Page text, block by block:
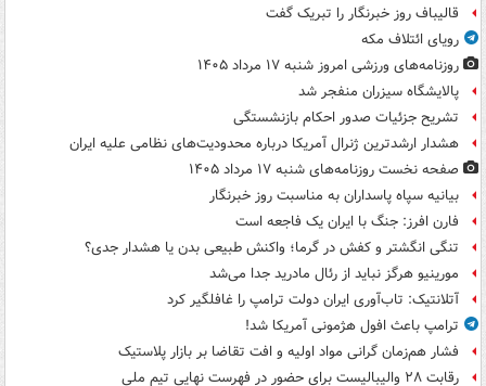
قالیباف روز خبرنگار را تبریک گفت
رویای ائتلاف مکه
روزنامه‌های ورزشی امروز ‌شنبه ۱۷ مرداد ۱۴۰۵
پالایشگاه سیزران منفجر شد
تشریح جزئیات صدور احکام بازنشستگی
هشدار ارشدترین ژنرال آمریکا درباره محدودیت‌های نظامی علیه ایران
صفحه نخست روزنامه‌های شنبه ۱۷ مرداد ۱۴۰۵
بیانیه سپاه پاسداران به مناسبت روز خبرنگار
فارن افرز: جنگ با ایران یک فاجعه است
تنگی انگشتر و کفش در گرما؛ واکنش طبیعی بدن یا هشدار جدی؟
مورینیو هرگز نباید از رئال مادرید جدا می‌شد
آتلانتیک: تاب‌آوری ایران دولت ترامپ را غافلگیر کرد
ترامپ باعث افول هژمونی آمریکا شد!
فشار هم‌زمان گرانی مواد اولیه و افت تقاضا بر بازار پلاستیک
رقابت ۲۸ والیبالیست برای حضور در فهرست نهایی تیم ملی